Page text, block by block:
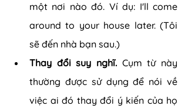
một nơi nào đó. Ví dụ: I'll come
around to your house later. (Tôi
sẽ đến nhà bạn sau.)
Thay đổi suy nghĩ. Cụm từ này
thường được sử dụng để nói về
việc ai đó thay đổi ý kiến của họ